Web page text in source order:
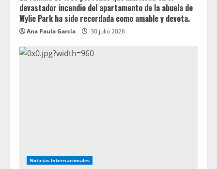
devastador incendio del apartamento de la abuela de
Wylie Park ha sido recordada como amable y devota.
Ana Paula García 30 julio 2026
Noticias Internacionales